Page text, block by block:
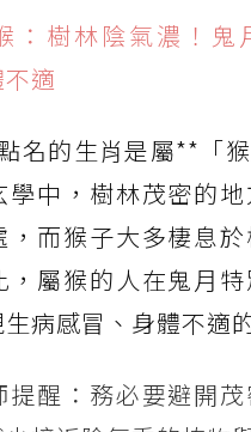
：樹林陰氣濃！鬼
適
名的生肖是屬**「
學中，樹林茂密的
，而猴子大多棲息
，屬猴的人在鬼月
病感冒、身體不適
提醒：務必要避開